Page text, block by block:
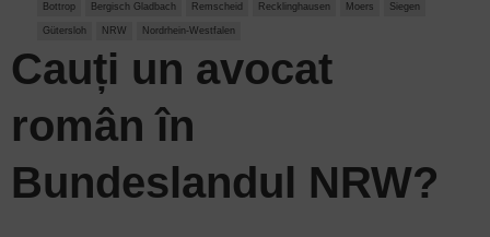
Bottrop Bergisch Gladbach Remscheid Recklinghausen Moers Siegen
Gütersloh NRW Nordrhein-Westfalen
Cauți un avocat
român în
Bundeslandul NRW?